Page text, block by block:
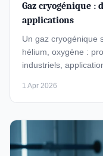
Gaz cryogénique
applications
Un gaz cryogénique
hélium, oxygène :
industriels,
1 Apr 2026